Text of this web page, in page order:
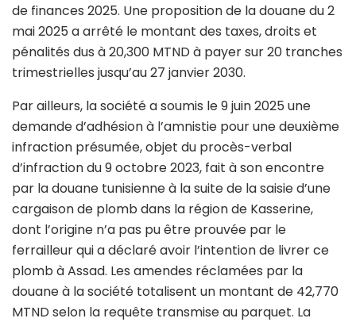
de finances 2025. Une proposition de la douane du 2
mai 2025 a arrêté le montant des taxes, droits et
pénalités dus à 20,300 MTND à payer sur 20 tranches
trimestrielles jusqu’au 27 janvier 2030.
Par ailleurs, la société a soumis le 9 juin 2025 une
demande d’adhésion à l’amnistie pour une deuxième
infraction présumée, objet du procès-verbal
d’infraction du 9 octobre 2023, fait à son encontre
par la douane tunisienne à la suite de la saisie d’une
cargaison de plomb dans la région de Kasserine,
dont l’origine n’a pas pu être prouvée par le
ferrailleur qui a déclaré avoir l’intention de livrer ce
plomb à Assad. Les amendes réclamées par la
douane à la société totalisent un montant de 42,770
MTND selon la requête transmise au parquet. La